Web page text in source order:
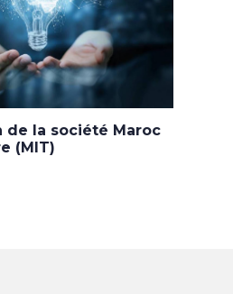
de la société Maroc
(MIT)